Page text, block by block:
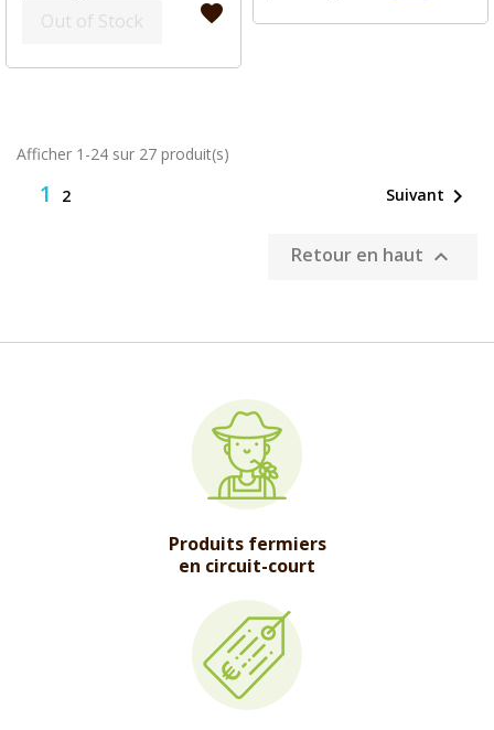
Out of Stock favorite
Afficher 1-24 sur 27 produit(s)
1 2 Suivant 
Retour en haut 
Produits fermiers
en circuit-court